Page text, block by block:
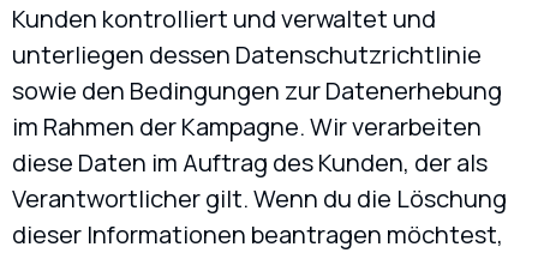
Kunden kontrolliert und verwaltet und
unterliegen dessen Datenschutzrichtlinie
sowie den Bedingungen zur Datenerhebung
im Rahmen der Kampagne. Wir verarbeiten
diese Daten im Auftrag des Kunden, der als
Verantwortlicher gilt. Wenn du die Löschung
dieser Informationen beantragen möchtest,